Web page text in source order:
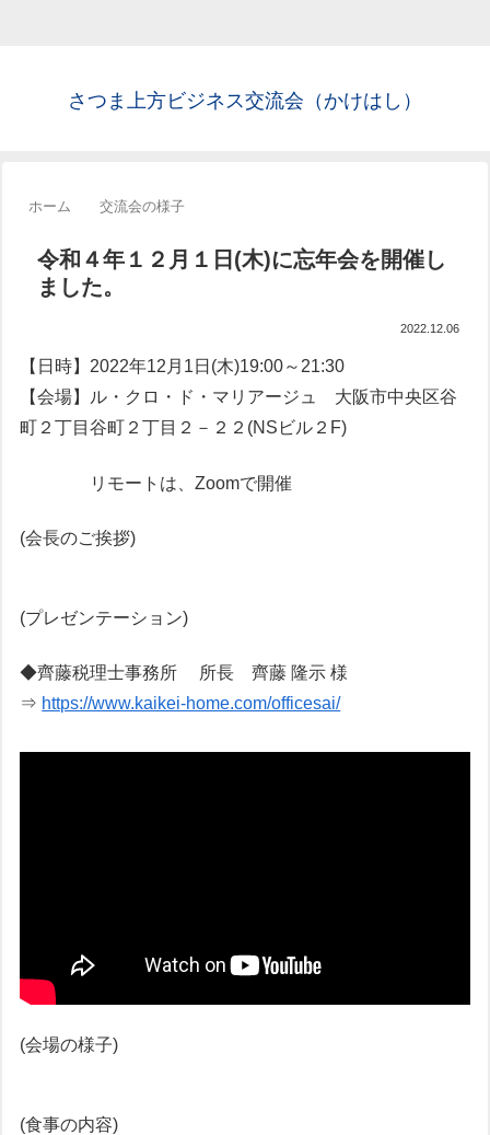
さつま上方ビジネス交流会（かけはし）
ホーム 交流会の様子
令和４年１２月１日(木)に忘年会を開催し
ました。
2022.12.06
【日時】2022年12月1日(木)19:00～21:30
【会場】ル・クロ・ド・マリアージュ 大阪市中央区谷
町２丁目谷町２丁目２－２２(NSビル２F)
リモートは、Zoomで開催
(会長のご挨拶)
(プレゼンテーション)
◆齊藤税理士事務所 所長 齊藤 隆示 様
⇒ https://www.kaikei-home.com/officesai/
(会場の様子)
(食事の内容)